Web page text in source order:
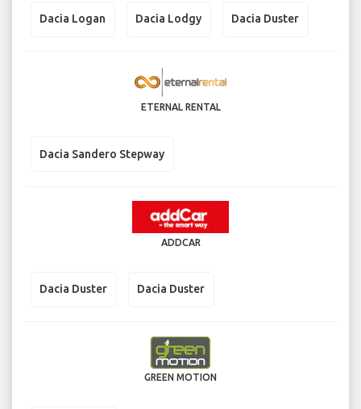
Dacia Logan Dacia Lodgy Dacia Duster
ETERNAL RENTAL
Dacia Sandero Stepway
ADDCAR
Dacia Duster Dacia Duster
GREEN MOTION